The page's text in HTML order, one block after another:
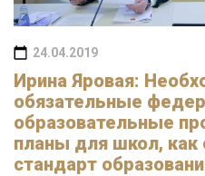
24.04.2019
Ирина Яровая:
обязательные
образовательные
планы для школ, как
стандарт